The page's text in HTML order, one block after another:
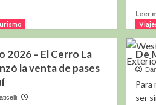
Leer
2026 – El Cerro La
la venta de pases
De
Para
ser